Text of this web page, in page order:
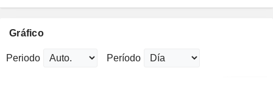
Gráfico
Periodo Período